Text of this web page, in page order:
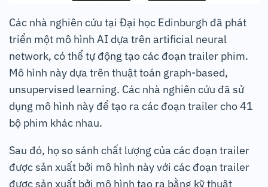
Các nhà nghiên cứu tại Đại học Edinburgh đã phát
triển một mô hình AI dựa trên artificial neural
network, có thể tự động tạo các đoạn trailer phim.
Mô hình này dựa trên thuật toán graph-based,
unsupervised learning. Các nhà nghiên cứu đã sử
dụng mô hình này để tạo ra các đoạn trailer cho 41
bộ phim khác nhau.
Sau đó, họ so sánh chất lượng của các đoạn trailer
được sản xuất bởi mô hình này với các đoạn trailer
được sản xuất bởi mô hình tạo ra bằng kỹ thuật